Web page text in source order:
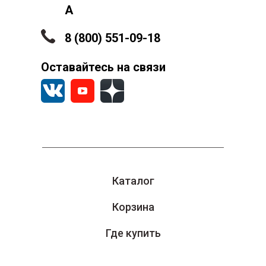
Каталог
Корзина
Где купить
А
8 (800) 551-09-18
Оставайтесь на связи